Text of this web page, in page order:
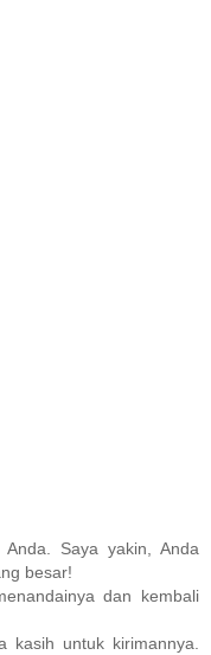
Saya yakin, Anda
besar!
dan kembali
kasih untuk kirimannya.